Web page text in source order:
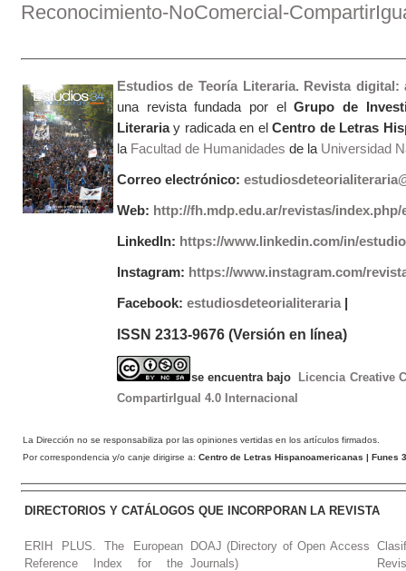
Reconocimiento-NoComercial-
Estudios de Teoría Literaria. Revista
una revista fundada por elGrupo de
Literariay radicada en elCentro de Letras
la Facultad de Humanidades de laUniversidad
Correo electrónico:
Web: http://fh.mdp.edu.ar/revistas/index.php/
LinkedIn: https://www.linkedin.com/in/
Instagram: https://www.instagram.com/
Facebook: estudiosdeteorialiteraria|
ISSN 2313-9676 (Versión en línea)
se encuentra bajo
Licencia Creative
CompartirIgual 4.0 Internacional
La Dirección no se responsabiliza por las opiniones vertidas en los artículos firmados.
Por correspondencia y/o canje dirigirse a: Centro de Letras Hispanoamericanas | Funes
DIRECTORIOS Y CATÁLOGOS QUE INCORPORAN LA REVISTA
ERIH PLUS. The European
Reference Index for the
DOAJ (Directory of Open Access
Journals)